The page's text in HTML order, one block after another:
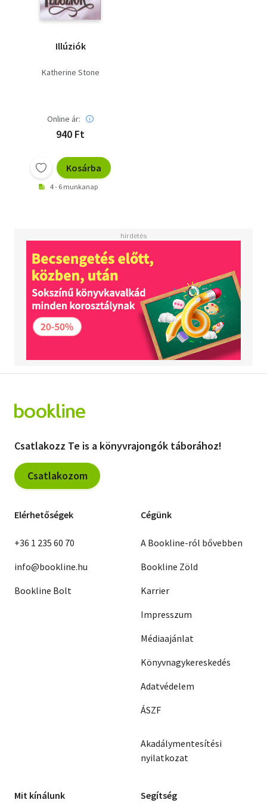
Illúziók
Katherine Stone
Online ár:
940 Ft
Kosárba
4 - 6 munkanap
Csatlakozz Te is a könyvrajongók táborához!
Csatlakozom
Elérhetőségek
+36 1 235 60 70
info@bookline.hu
Bookline Bolt
Cégünk
A Bookline-ról bővebben
Bookline Zöld
Karrier
Impresszum
Médiaajánlat
Könyvnagykereskedés
Adatvédelem
ÁSZF
Akadálymentesítési
nyilatkozat
Mit kínálunk Segítség